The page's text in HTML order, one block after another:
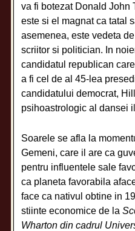
va fi botezat Donald John
este si el magnat ca tatal
asemenea, este vedeta
scriitor si politician. In
candidatul republican
a fi cel de al 45-lea
candidatului democrat,
psihoastrologic al dansei
Soarele se afla la
Gemeni, care il are ca
pentru influentele sale
ca planeta favorabila
face ca nativul obtine in
stiinte economice de la
Wharton din cadrul